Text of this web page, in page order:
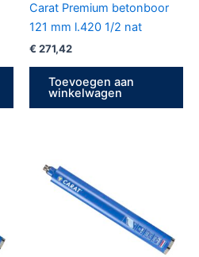
Carat Premium betonboor
121 mm l.420 1/2 nat
€ 271,42
Toevoegen aan
winkelwagen